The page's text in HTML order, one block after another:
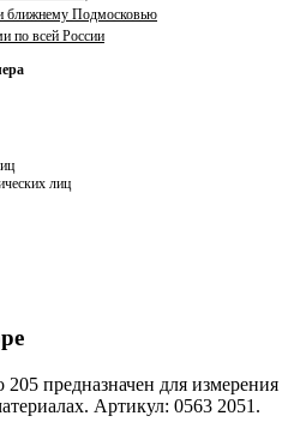
ближнему Подмосковью
по всей России
лиц
предназначен для измерения
Артикул: 0563 2051.